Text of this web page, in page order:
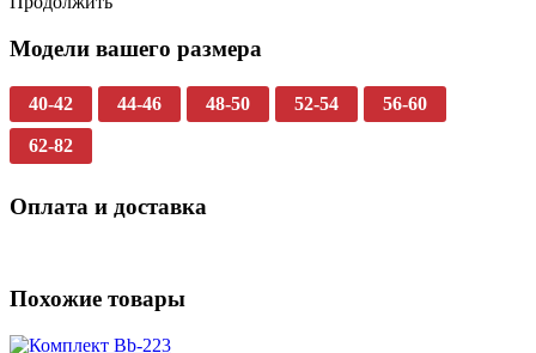
Модели вашего размера
40-42 44-46 48-50 52-54 56-60
62-82
Оплата и доставка
Похожие товары